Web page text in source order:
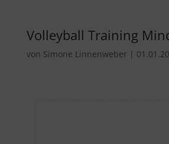
Volleyball Training
von Simone Linnenweber |